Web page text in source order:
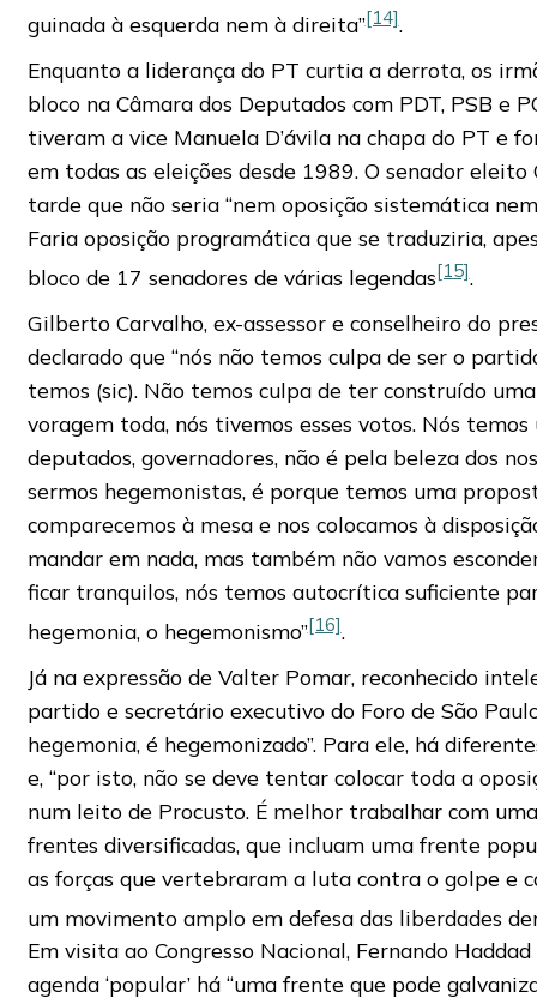
guinada à esquerda nem à direita”[14].
Enquanto a liderança do PT curtia a derrota, os
bloco na Câmara dos Deputados com PDT, PSB e
tiveram a vice Manuela D’ávila na chapa do PT e
em todas as eleições desde 1989. O senador eleito
tarde que não seria “nem oposição sistemática
Faria oposição programática que se traduziria,
bloco de 17 senadores de várias legendas[15].
Gilberto Carvalho, ex-assessor e conselheiro do
declarado que “nós não temos culpa de ser o
temos (sic). Não temos culpa de ter construído
voragem toda, nós tivemos esses votos. Nós
deputados, governadores, não é pela beleza dos
sermos hegemonistas, é porque temos uma
comparecemos à mesa e nos colocamos à
mandar em nada, mas também não vamos
ficar tranquilos, nós temos autocrítica suficiente
hegemonia, o hegemonismo”[16].
Já na expressão de Valter Pomar, reconhecido
partido e secretário executivo do Foro de São
hegemonia, é hegemonizado”. Para ele, há
e, “por isto, não se deve tentar colocar toda a
num leito de Procusto. É melhor trabalhar com
frentes diversificadas, que incluam uma frente
as forças que vertebraram a luta contra o golpe e
um movimento amplo em defesa das liberdades
Em visita ao Congresso Nacional, Fernando
agenda ‘popular’ há “uma frente que pode